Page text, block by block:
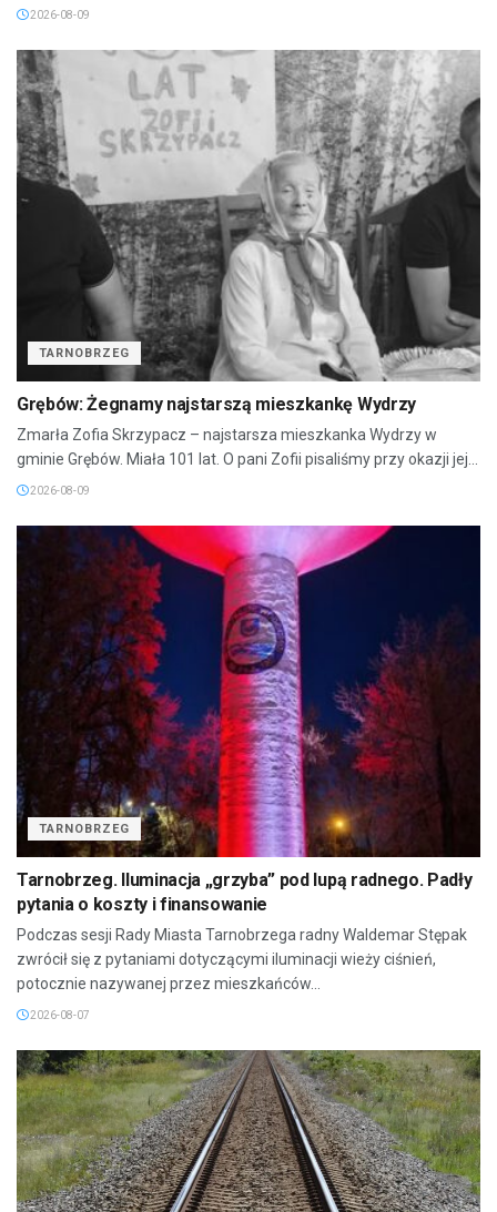
2026-08-09
TARNOBRZEG
Grębów: Żegnamy najstarszą mieszkankę Wydrzy
Zmarła Zofia Skrzypacz – najstarsza mieszkanka Wydrzy w
gminie Grębów. Miała 101 lat. O pani Zofii pisaliśmy przy okazji jej...
2026-08-09
TARNOBRZEG
Tarnobrzeg. Iluminacja „grzyba” pod lupą radnego. Padły
pytania o koszty i finansowanie
Podczas sesji Rady Miasta Tarnobrzega radny Waldemar Stępak
zwrócił się z pytaniami dotyczącymi iluminacji wieży ciśnień,
potocznie nazywanej przez mieszkańców...
2026-08-07